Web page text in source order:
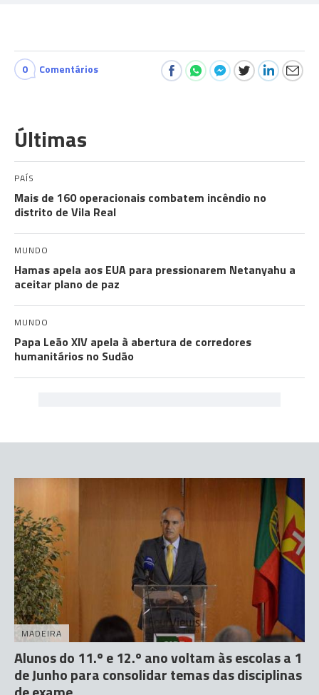
0 Comentários
Últimas
PAÍS
Mais de 160 operacionais combatem incêndio no
distrito de Vila Real
MUNDO
Hamas apela aos EUA para pressionarem Netanyahu a
aceitar plano de paz
MUNDO
Papa Leão XIV apela à abertura de corredores
humanitários no Sudão
MADEIRA
Alunos do 11.º e 12.º ano voltam às escolas a 1
de Junho para consolidar temas das disciplinas